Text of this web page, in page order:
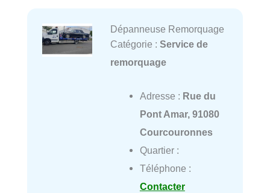
Dépanneuse Remorquage
Catégorie : Service de
remorquage
Adresse : Rue du
Pont Amar, 91080
Courcouronnes
Quartier :
Téléphone :
Contacter